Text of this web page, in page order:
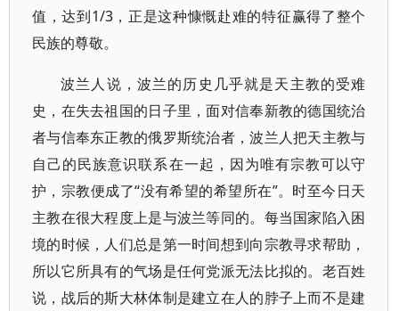
值，达到1/3，正是这种慷慨赴难的特征赢得了整个
民族的尊敬。
波兰人说，波兰的历史几乎就是天主教的受难
史，在失去祖国的日子里，面对信奉新教的德国统治
者与信奉东正教的俄罗斯统治者，波兰人把天主教与
自己的民族意识联系在一起，因为唯有宗教可以守
护，宗教便成了“没有希望的希望所在”。时至今日天
主教在很大程度上是与波兰等同的。每当国家陷入困
境的时候，人们总是第一时间想到向宗教寻求帮助，
所以它所具有的气场是任何党派无法比拟的。老百姓
说，战后的斯大林体制是建立在人的脖子上而不是建